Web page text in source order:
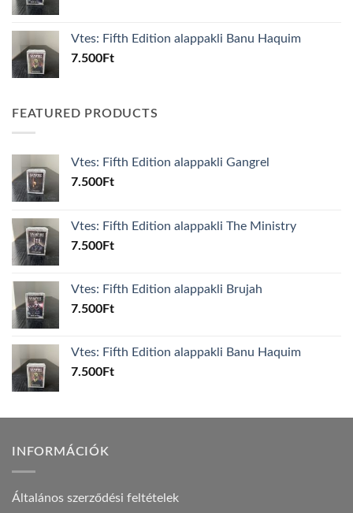
Vtes: Fifth Edition alappakli Banu Haquim
7.500Ft
FEATURED PRODUCTS
Vtes: Fifth Edition alappakli Gangrel
7.500Ft
Vtes: Fifth Edition alappakli The Ministry
7.500Ft
Vtes: Fifth Edition alappakli Brujah
7.500Ft
Vtes: Fifth Edition alappakli Banu Haquim
7.500Ft
INFORMÁCIÓK
Általános szerződési feltételek